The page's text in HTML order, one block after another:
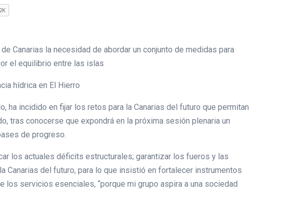
Canarias la necesidad de abordar un conjunto de medidas para
el equilibrio entre las islas
hídrica en El Hierro
ha incidido en fijar los retos para la Canarias del futuro que permitan
tras conocerse que expondrá en la próxima sesión plenaria un
de progreso.
los actuales déficits estructurales; garantizar los fueros y las
del futuro, para lo que insistió en fortalecer instrumentos
los servicios esenciales, “porque mi grupo aspira a una sociedad